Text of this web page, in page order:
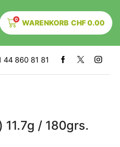
0 WARENKORB CHF0.00
44 860 81 81
/ 180grs.